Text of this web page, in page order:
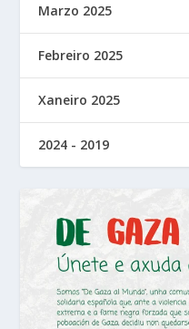
Marzo 2025
Febreiro 2025
Xaneiro 2025
2024 - 2019